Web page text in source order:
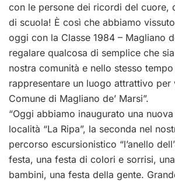
con le persone dei ricordi del cuore,
di scuola! È così che abbiamo
oggi con la Classe 1984 – Magliano
regalare qualcosa di semplice che
nostra comunità e nello stesso
rappresentare un luogo attrattivo
Comune di Magliano de’ Marsi”.
“Oggi abbiamo inaugurato una nuova
località “La Ripa”, la seconda nel
percorso escursionistico “l’anello
festa, una festa di colori e sorrisi,
bambini, una festa della gente.